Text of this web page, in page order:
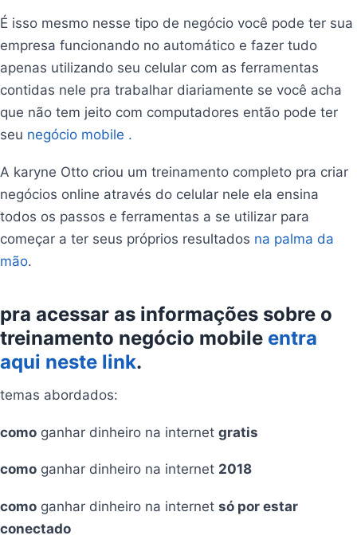
É isso mesmo nesse tipo de negócio você pode ter sua
empresa funcionando no automático e fazer tudo
apenas utilizando seu celular com as ferramentas
contidas nele pra trabalhar diariamente se você acha
que não tem jeito com computadores então pode ter
seu negócio mobile .
A karyne Otto criou um treinamento completo pra criar
negócios online através do celular nele ela ensina
todos os passos e ferramentas a se utilizar para
começar a ter seus próprios resultados na palma da
mão.
pra acessar as informações sobre o
treinamento negócio mobile entra
aqui neste link.
temas abordados:
como ganhar dinheiro na internet gratis
como ganhar dinheiro na internet 2018
como ganhar dinheiro na internet só por estar
conectado